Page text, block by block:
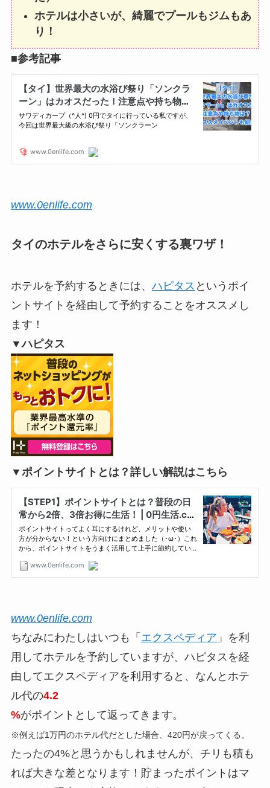
ホテルは小さいが、綺麗でプールもジムもあ
り！
■参考記事
www.0enlife.com
タイのホテルをさらに安くする裏ワザ！
ホテルを予約するときには、 ハピタス というポイ
ントサイトを経由して予約することをオススメ し
ます！
▼ハピタス
▼ポイントサイトとは？詳しい解説はこちら
www.0enlife.com
ちなみにわたしはいつも「 エクスペディア 」を利
用してホテルを予約していますが、ハピタスを経
由してエクスペディアを利用すると、なんとホテ
ル代の4.2
%がポイントとして返ってきます。
※例えば1万円のホテル代だとした場合、420円が戻ってくる。
たったの4%と思うかもしれませんが、 チリも積も
れば大きな差 となります！貯まったポイントはマ